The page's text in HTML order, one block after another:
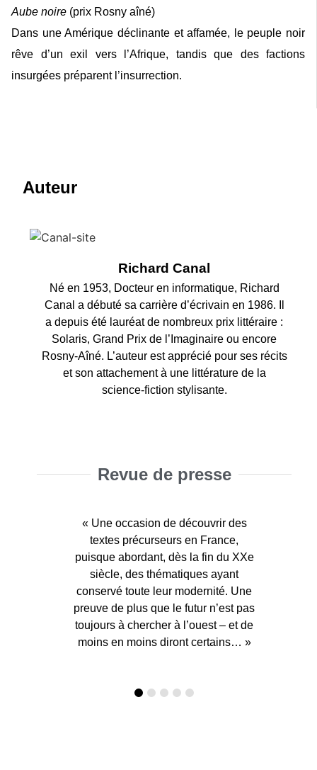
Aube noire (prix Rosny aîné)
Dans une Amérique déclinante et affamée, le peuple noir
rêve d’un exil vers l’Afrique, tandis que des factions
insurgées préparent l’insurrection.
Auteur
Richard Canal
Né en 1953, Docteur en informatique, Richard
Canal a débuté sa carrière d’écrivain en 1986. Il
a depuis été lauréat de nombreux prix littéraire :
Solaris, Grand Prix de l’Imaginaire ou encore
Rosny-Aîné. L’auteur est apprécié pour ses récits
et son attachement à une littérature de la
science-fiction stylisante.
Revue de presse
« Un magnifique volume ! »
« Une occasion de découvrir des
textes précurseurs en France,
puisque abordant, dès la fin du XXe
siècle, des thématiques ayant
conservé toute leur modernité. Une
preuve de plus que le futur n’est pas
toujours à chercher à l’ouest – et de
moins en moins diront certains… »
« Une des grandes réussites du
cyberpunk français [où] Richard
Canal imagine une Afrique qui
dominerait le monde et serait
devenue terre d’accueil et d’espoir
après l’effondrement du monde
occidental, Europe et Etats-Unis. »
« Un roman [Ombres blanches] qui
mérite le détour. Une lecture, pleine
d’images et de couleurs, bien utile en
2026 ! »
« Richard Canal aime cette région du
monde. Cela se sent et représente un
grand intérêt de ce roman [ Swap-
swap], en sus de son histoire
déjantée mais moderne. »
« Un magnifique volume ! »
« Une occasion de découvrir des
textes précurseurs en France,
puisque abordant, dès la fin du XXe
siècle, des thématiques ayant
conservé toute leur modernité. Une
preuve de plus que le futur n’est pas
toujours à chercher à l’ouest – et de
moins en moins diront certains… »